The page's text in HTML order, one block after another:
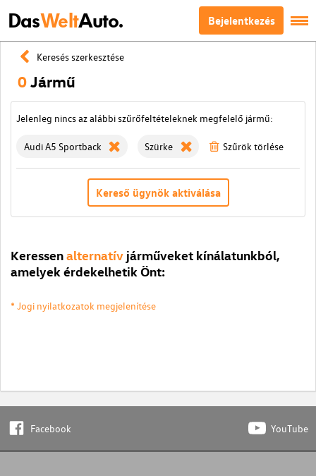
DasWeltAuto. Bejelentkezés
Keresés szerkesztése
0Jármű
Jelenleg nincs az alábbi szűrőfeltételeknek megfelelő jármű:
Audi A5 Sportback Szürke Szűrök törlése
Kereső ügynök aktiválása
Keressenalternatív járműveket kínálatunkból,
amelyek érdekelhetik Önt:
* Jogi nyilatkozatok megjelenítése
Facebook YouTube